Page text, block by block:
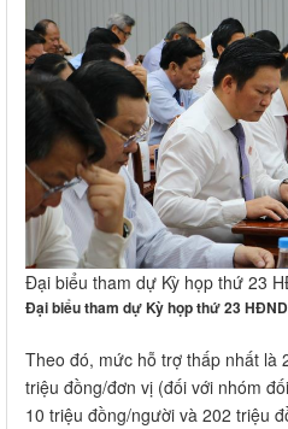
Đại biểu tham dự Kỳ họp thứ 23
Đại biểu tham dự Kỳ họp thứ 23
Theo đó, mức hỗ trợ thấp nhất là
triệu đồng/đơn vị (đối với nhóm
10 triệu đồng/người và 202 triệu